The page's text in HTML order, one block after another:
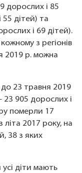
дорослих і 85
55 дітей) та
і 69 дітей).
з регіонів
2019 р. можна
до 23 травня 2019
23 905 дорослих і
померли 17
літа 2017 року, на
38 з яких
діти мають